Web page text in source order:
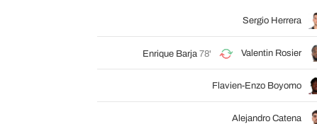
Sergio Herrera
Enrique Barja 78' Valentin Rosier
Flavien-Enzo Boyomo
Alejandro Catena